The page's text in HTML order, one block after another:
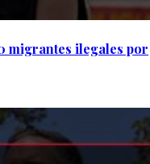
migrantes ilegales por